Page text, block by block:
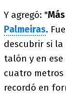
Y agregó: "
Palmeiras.
descubrir si
talón y en
cuatro
recordó en